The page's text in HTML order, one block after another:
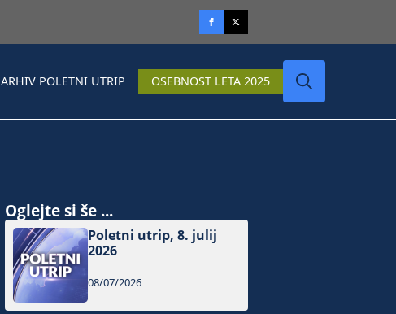
ARHIV POLETNI UTRIP OSEBNOST LETA 2025
Oglejte si še ...
Poletni utrip, 8. julij
2026
08/07/2026